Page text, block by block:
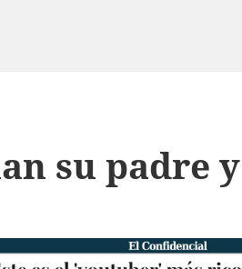
su padre